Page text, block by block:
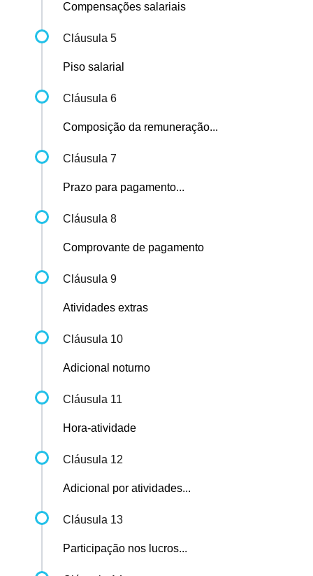
Compensações salariais
Cláusula 5
Piso salarial
Cláusula 6
Composição da remuneração...
Cláusula 7
Prazo para pagamento...
Cláusula 8
Comprovante de pagamento
Cláusula 9
Atividades extras
Cláusula 10
Adicional noturno
Cláusula 11
Hora-atividade
Cláusula 12
Adicional por atividades...
Cláusula 13
Participação nos lucros...